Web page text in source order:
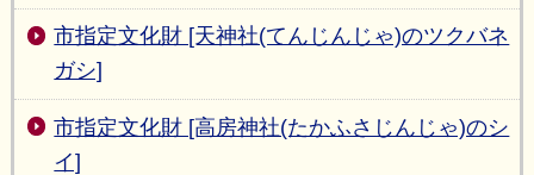
市指定文化財 [天神社(てんじんじゃ)のツクバネ
ガシ]
市指定文化財 [高房神社(たかふさじんじゃ)のシ
イ]